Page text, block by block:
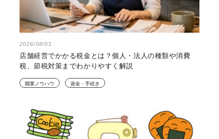
2026/08/03
店舗経営でかかる税金とは？個人・法人の種類や消費
税、節税対策までわかりやすく解説
開業ノウハウ 資金・手続き